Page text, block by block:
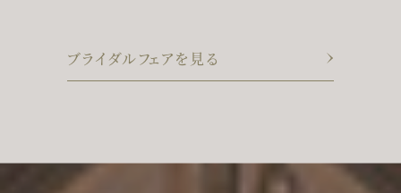
ブライダルフェアを見る